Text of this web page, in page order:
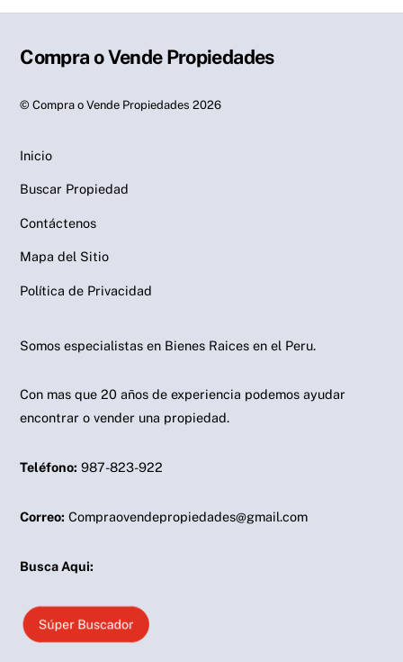
Compra o Vende Propiedades
©Compra o Vende Propiedades 2026
Inicio
Buscar Propiedad
Contáctenos
Mapa del Sitio
Política de Privacidad
Somos especialistas en Bienes Raices en el Peru.
Con mas que 20 años de experiencia podemos ayudar
encontrar o vender una propiedad.
Teléfono: 987-823-922
Correo: Compraovendepropiedades@gmail.com
Busca Aqui: